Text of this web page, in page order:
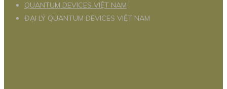
QUANTUM DEVICES VIỆT NAM
ĐẠI LÝ QUANTUM DEVICES VIỆT NAM